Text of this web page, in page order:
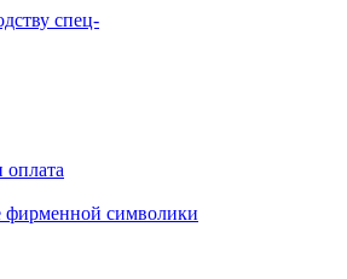
оплата
фирменной символики